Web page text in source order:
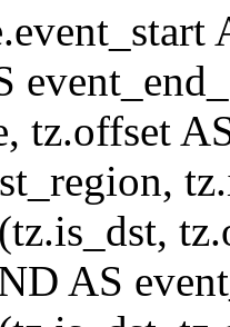
tz.offset
AS